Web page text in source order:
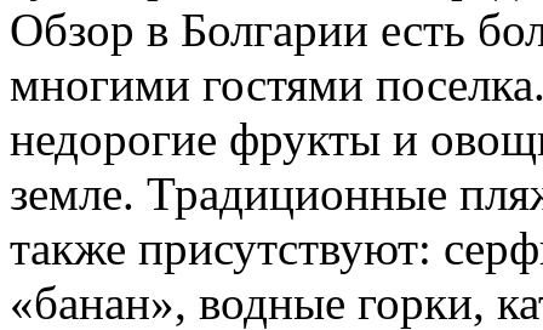
Обзор в Болгарии есть
многими гостями
недорогие фрукты и
земле. Традиционные
также присутствуют:
«банан», водные горки,